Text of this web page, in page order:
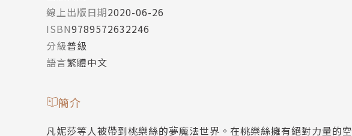
線上出版日期2020-06-26
ISBN9789572632246
分級普級
語言繁體中文
簡介
凡妮莎等人被帶到桃樂絲的夢魔法世界。在桃樂絲擁有絕對力量